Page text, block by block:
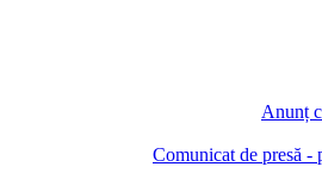
Anunț
Comunicat de presă -